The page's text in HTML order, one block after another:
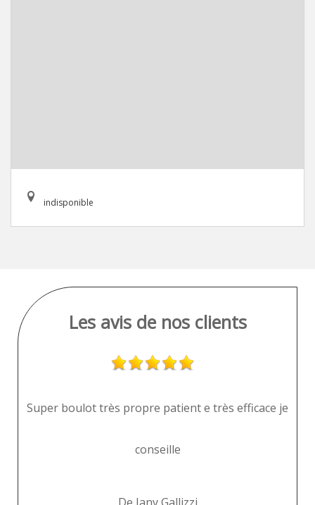
indisponible
Les avis de nos clients
Super boulot très propre patient e très efficace je
conseille